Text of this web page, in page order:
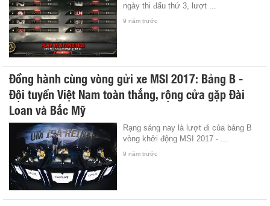
ngày thi đấu thứ 3, lượt ...
9 năm trước
Đồng hành cùng vòng gửi xe MSI 2017: Bảng B -
Đội tuyển Việt Nam toàn thắng, rộng cửa gặp Đài
Loan và Bắc Mỹ
Rạng sáng nay là lượt đi của bảng B
vòng khởi động MSI 2017 - ...
9 năm trước